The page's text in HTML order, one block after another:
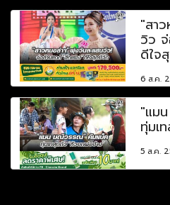
"สา
วิว
ดีใจ
6 ส.ค.
"แม
ทุ่มเ
5 ส.ค.